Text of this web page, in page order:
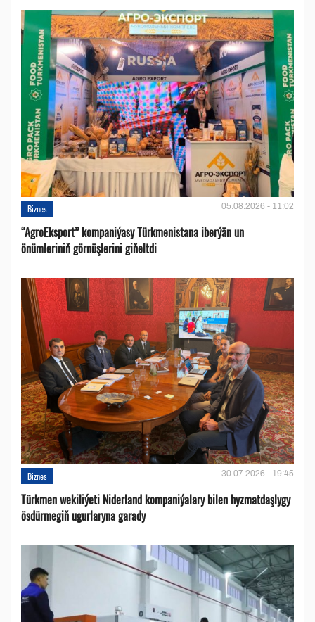
Biznes 05.08.2026 - 11:02
“AgroEksport” kompaniýasy Türkmenistana iberýän un
önümleriniň görnüşlerini giňeltdi
Biznes 30.07.2026 - 19:45
Türkmen wekiliýeti Niderland kompaniýalary bilen hyzmatdaşlygy
ösdürmegiň ugurlaryna garady